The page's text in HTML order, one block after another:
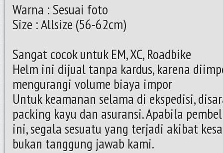
Warna : Sesuai foto
Size : Allsize (56-62cm)
Sangat cocok untuk EM, XC, Roadbike
Helm ini dijual tanpa kardus, karena
mengurangi volume biaya impor
Untuk keamanan selama di ekspedisi,
packing kayu dan asuransi. Apabila
ini, segala sesuatu yang terjadi akibat
bukan tanggung jawab kami.